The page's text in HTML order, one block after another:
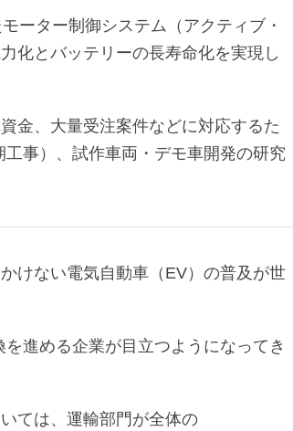
ーター制御システム（アクティブ・
化とバッテリーの長寿命化を実現し
金、大量受注案件などに対応するた
事）、試作車両・デモ車開発の研究
けない電気自動車（EV）の普及が世
進める企業が目立つようになってき
ては、運輸部門が全体の